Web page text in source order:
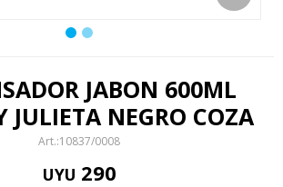
JABON 600ML
JULIETA NEGRO COZA
10837/0008
UYU 290